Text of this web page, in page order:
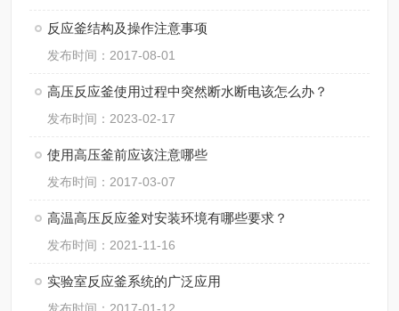
反应釜结构及操作注意事项
发布时间：2017-08-01
高压反应釜使用过程中突然断水断电该怎么办？
发布时间：2023-02-17
使用高压釜前应该注意哪些
发布时间：2017-03-07
高温高压反应釜对安装环境有哪些要求？
发布时间：2021-11-16
实验室反应釜系统的广泛应用